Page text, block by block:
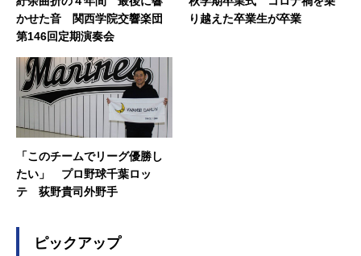
かせた音 関西学院交響楽団
第146回定期演奏会
り越えた卒業生が卒業
「このチームでリーグ優勝し
たい」 プロ野球千葉ロッ
テ 荻野貴司外野手
ピックアップ